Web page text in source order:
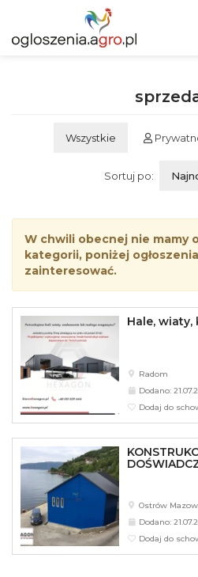
Wszystkie
Sortuj po:
W chwili obecnej nie mamy
kategorii, poniżej
zainteresować.
Hale,
Radom
Dodano:
Dodaj do
Ostrów
Dodano:
Dodaj do